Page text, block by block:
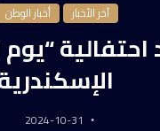
آخر الأخبار أخبار الوطن
2024-10-31